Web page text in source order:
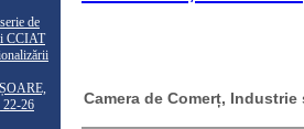
de
CCIAT
22-26
Camera de Comerț,